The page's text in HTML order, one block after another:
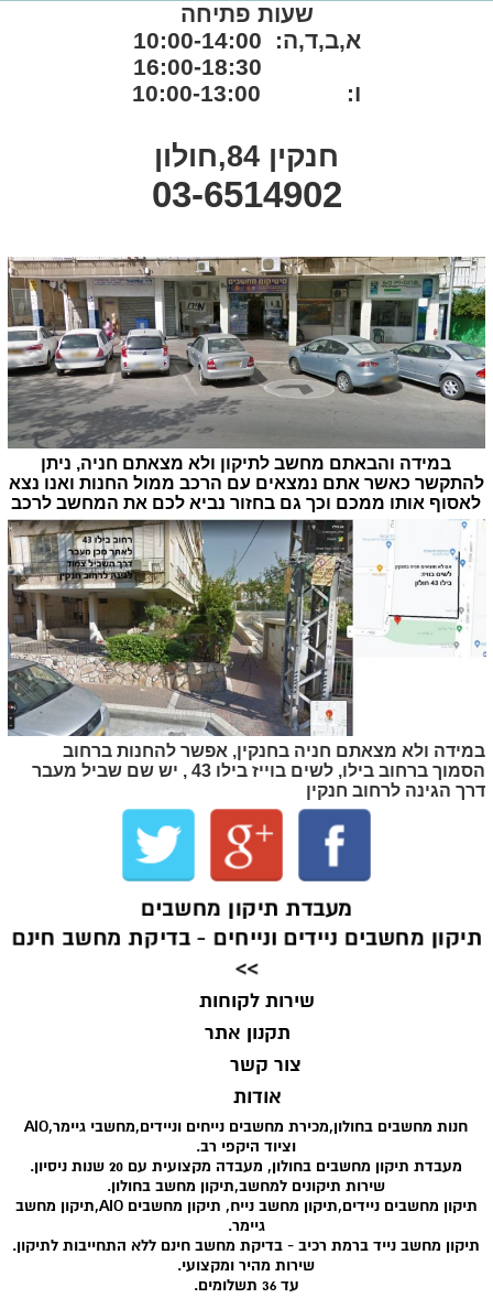
צור קשר
אודות
תקנון אתר
שירות לקוחות
חנות מחשבים בחולון,מכירת מחשבים נייחים וניידים,מחשבי גיימר,AIO
וציוד היקפי רב.
מעבדת תיקון מחשבים בחולון, מעבדה מקצועית עם 20 שנות ניסיון.
שירות תיקונים למחשב,תיקון מחשב בחולון.
תיקון מחשבים ניידים,תיקון מחשב נייח, תיקון מחשבים AIO,תיקון מחשב
גיימר.
תיקון מחשב נייד ברמת רכיב - בדיקת מחשב חינם ללא התחייבות לתיקון.
שירות מהיר ומקצועי.
עד 36 תשלומים.
מעבדת תיקון מחשבים
תיקון מחשבים ניידים ונייחים - בדיקת מחשב חינם
>>
במידה והבאתם מחשב לתיקון ולא מצאתם חניה, ניתן
להתקשר כאשר אתם נמצאים עם הרכב ממול החנות ואנו נצא
לאסוף אותו ממכם וכך גם בחזור נביא לכם את המחשב לרכב
במידה ולא מצאתם חניה בחנקין, אפשר להחנות ברחוב
הסמוך ברחוב בילו, לשים בוייז בילו 43 , יש שם שביל מעבר
דרך הגינה לרחוב חנקין
שעות פתיחה
א,ב,ד,ה: 10:00-14:00
ו: 10:00-13:00
חנקין 84,חולון
03-6514902